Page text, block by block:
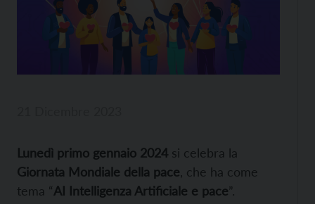
Lunedì primo gennaio 2024 si celebra la
Giornata Mondiale della pace , che ha come
tema “AI Intelligenza Artificiale e pace”.